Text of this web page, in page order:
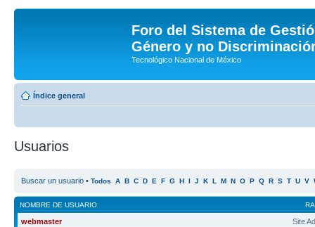
Foro del Sistema de
Género y no
Tecnológico Nacional de México
Índice general
Usuarios
Buscar un usuario • Todos A B C D E F G H I J K L M N O P Q R S T U V
NOMBRE DE USUARIO
Site
webmaster